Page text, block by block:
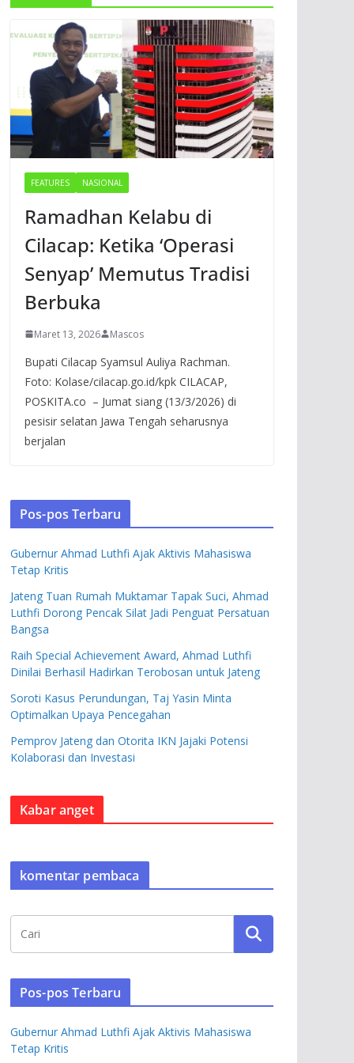
FEATURES NASIONAL
Ramadhan Kelabu di
Cilacap: Ketika ‘Operasi
Senyap’ Memutus Tradisi
Berbuka
Maret 13, 2026 Mascos
Bupati Cilacap Syamsul Auliya Rachman.
Foto: Kolase/cilacap.go.id/kpk CILACAP,
POSKITA.co – Jumat siang (13/3/2026) di
pesisir selatan Jawa Tengah seharusnya
berjalan
Pos-pos Terbaru
Gubernur Ahmad Luthfi Ajak Aktivis Mahasiswa
Tetap Kritis
Jateng Tuan Rumah Muktamar Tapak Suci, Ahmad
Luthfi Dorong Pencak Silat Jadi Penguat Persatuan
Bangsa
Raih Special Achievement Award, Ahmad Luthfi
Dinilai Berhasil Hadirkan Terobosan untuk Jateng
Soroti Kasus Perundungan, Taj Yasin Minta
Optimalkan Upaya Pencegahan
Pemprov Jateng dan Otorita IKN Jajaki Potensi
Kolaborasi dan Investasi
Kabar anget
komentar pembaca
Pos-pos Terbaru
Gubernur Ahmad Luthfi Ajak Aktivis Mahasiswa
Tetap Kritis